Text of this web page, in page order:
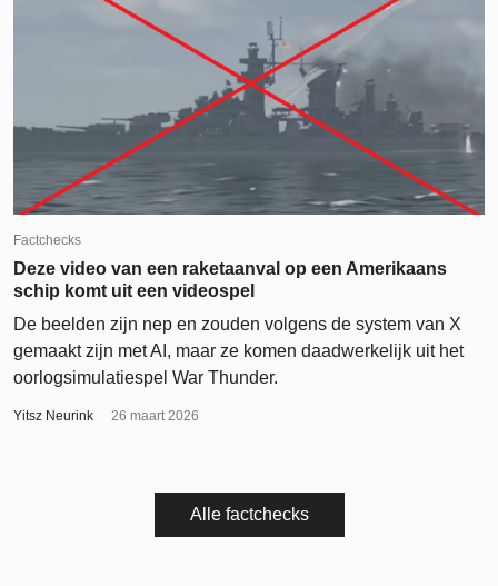
Factchecks
Deze video van een raketaanval op een Amerikaans
schip komt uit een videospel
De beelden zijn nep en zouden volgens de system van X
gemaakt zijn met AI, maar ze komen daadwerkelijk uit het
oorlogsimulatiespel War Thunder.
Yitsz Neurink 26 maart 2026
Alle factchecks